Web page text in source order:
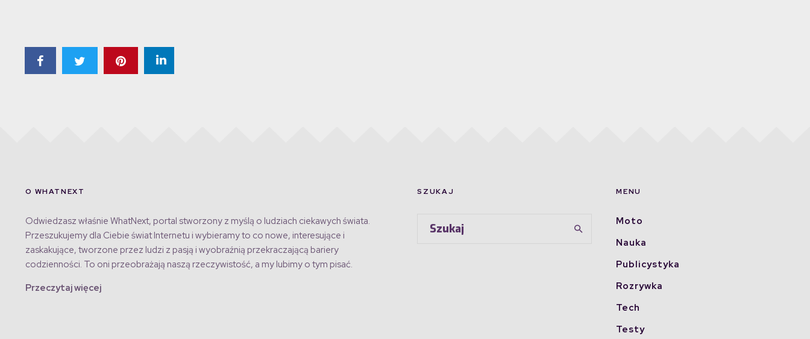
O WHATNEXT
Odwiedzasz właśnie WhatNext, portal stworzony z myślą o ludziach ciekawych świata.
Przeszukujemy dla Ciebie świat Internetu i wybieramy to co nowe, interesujące i
zaskakujące, tworzone przez ludzi z pasją i wyobraźnią przekraczającą bariery
codzienności. To oni przeobrażają naszą rzeczywistość, a my lubimy o tym pisać.
Przeczytaj więcej
SZUKAJ MENU
Moto
Nauka
Publicystyka
Rozrywka
Tech
Testy